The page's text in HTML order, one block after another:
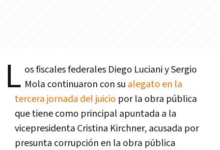
L os fiscales federales Diego Luciani y Sergio
Mola continuaron con su alegato en la
tercera jornada del juicio por la obra pública
que tiene como principal apuntada a la
vicepresidenta Cristina Kirchner, acusada por
presunta corrupción en la obra pública